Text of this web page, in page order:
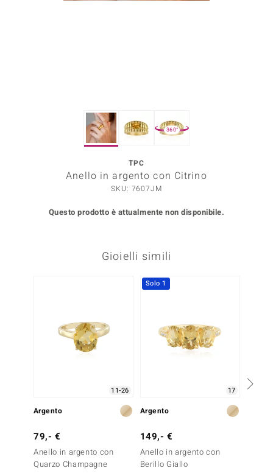
360°
TPC
Anello in argento con Citrino
SKU: 7607JM
Questo prodotto è attualmente non disponibile.
Gioielli simili
11-26
Argento
79,- €
Anello in argento con
Quarzo Champagne
Solo 1
17
Argento
149,- €
Anello in argento con
Berillo Giallo